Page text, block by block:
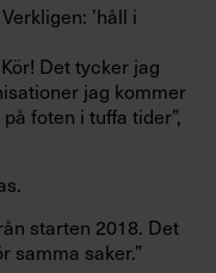
’håll i
Det tycker jag
jag kommer
foten i tuffa tider”,
starten 2018. Det
samma saker.”